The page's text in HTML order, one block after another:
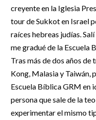
creyente en la Iglesia
tour de Sukkot en Israel
raíces hebreas judías.
me gradué de la Escuela
Tras más de dos años
Kong, Malasia y Taiwán,
Escuela Bíblica GRM en
persona que sale de la
experimentar el mismo